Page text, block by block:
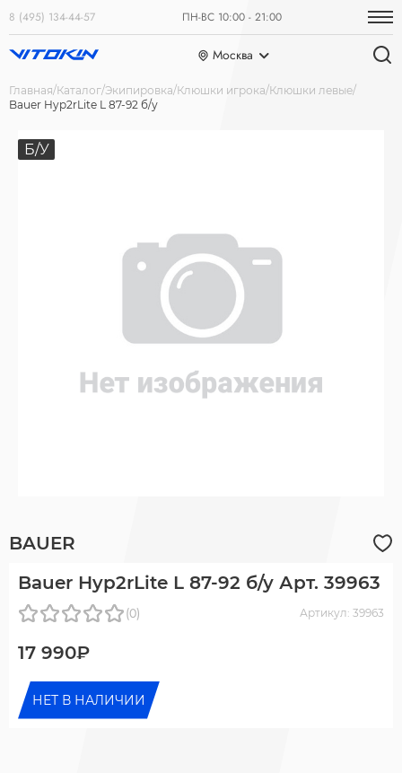
8 (495) 134-44-57 ПН-ВС 10:00 - 21:00
Москва
Главная Каталог Экипировка Клюшки игрока Клюшки левые
Bauer Hyp2rLite L 87-92 б/у
Б/У
BAUER
Bauer Hyp2rLite L 87-92 б/у Арт. 39963
(0) Артикул: 39963
17 990₽
НЕТ В НАЛИЧИИ